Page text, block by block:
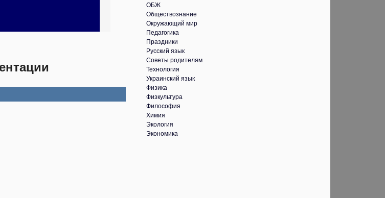
ОБЖ
Обществознание
Окружающий мир
Педагогика
Праздники
Русский язык
Советы родителям
Технология
Украинский язык
Физика
Физкультура
Философия
Химия
Экология
Экономика